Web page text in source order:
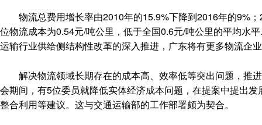
物流总费用增长率由2010年的15.9%下降到2016年的9%；
位物流成本为0.54元/吨公里，低于全国0.6元/吨公里的平均水
运输行业供给侧结构性改革的深入推进，广东将有更多物流企
解决物流领域长期存在的成本高、效率低等突出问题，推
会期间，有5位委员就降低实体经济成本问题，在提案中提出
整合利用等建议。这与交通运输部的工作部署颇为契合。